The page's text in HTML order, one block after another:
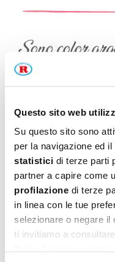
Questo sito web
Su questo sito sono
per la navigazione ed
statistici di terze parti
partner a capire come
profilazione di terze
in linea con le tue
selezionare o negare il
ti invitiamo a
Sono color
per decori
sono un
Su ogni dolce,
stan sulla
PERLINE
La preziosa